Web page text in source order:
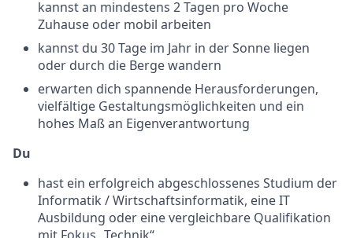
kannst an mindestens 2 Tagen pro Woche
Zuhause oder mobil arbeiten
kannst du 30 Tage im Jahr in der Sonne liegen
oder durch die Berge wandern
erwarten dich spannende Herausforderungen,
vielfältige Gestaltungsmöglichkeiten und ein
hohes Maß an Eigenverantwortung
Du
hast ein erfolgreich abgeschlossenes Studium der
Informatik / Wirtschaftsinformatik, eine IT
Ausbildung oder eine vergleichbare Qualifikation